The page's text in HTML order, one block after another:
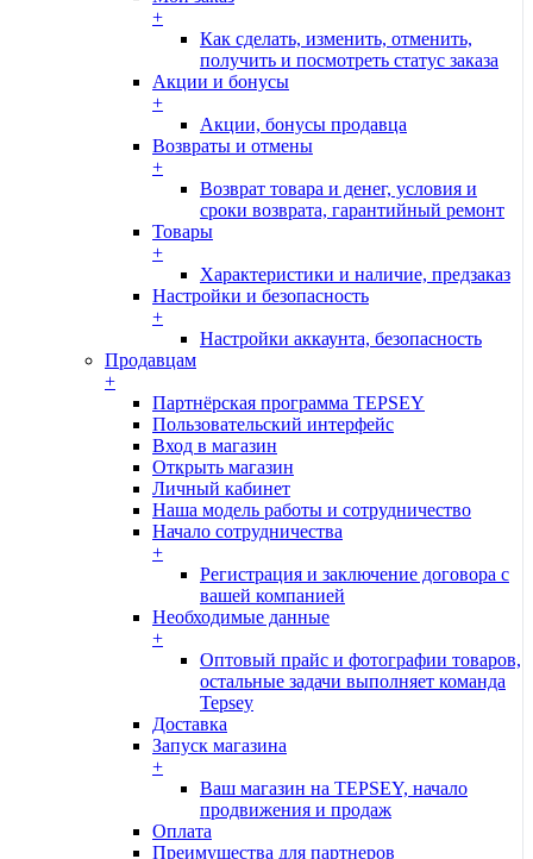
+
Как сделать, изменить, отменить,
получить и посмотреть статус заказа
Акции и бонусы
+
Акции, бонусы продавца
Возвраты и отмены
+
Возврат товара и денег, условия и
сроки возврата, гарантийный ремонт
Товары
+
Характеристики и наличие, предзаказ
Настройки и безопасность
+
Настройки аккаунта, безопасность
Продавцам
+
Партнёрская программа TEPSEY
Пользовательский интерфейс
Вход в магазин
Открыть магазин
Личный кабинет
Наша модель работы и сотрудничество
Начало сотрудничества
+
Регистрация и заключение договора с
вашей компанией
Необходимые данные
+
Оптовый прайс и фотографии товаров,
остальные задачи выполняет команда
Tepsey
Доставка
Запуск магазина
+
Ваш магазин на TEPSEY, начало
продвижения и продаж
Оплата
Преимущества для партнеров